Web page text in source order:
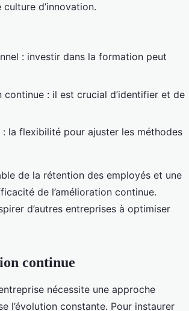
d’innovation.
: investir dans la formation peut
: il est crucial d’identifier et de
la flexibilité pour ajuster les méthodes
de la rétention des employés et une
de l’amélioration continue.
d’autres entreprises à optimiser
continue
nécessite une approche
l’évolution constante. Pour instaurer